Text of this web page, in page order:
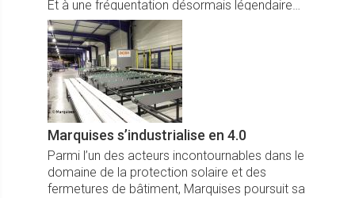
Et à une fréquentation désormais légendaire…
Marquises s’industrialise en 4.0
Parmi l’un des acteurs incontournables dans le
domaine de la protection solaire et des
fermetures de bâtiment, Marquises poursuit sa